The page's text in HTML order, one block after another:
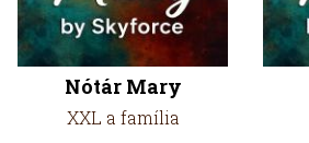
Nótár Mary
XXL a família